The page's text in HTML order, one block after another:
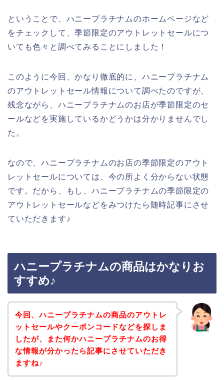
ということで、ハニープラチナムのホームページなど
をチェックして、季節限定のアウトレットセールにつ
いても色々と調べてみることにしました！
このように今回、かなり徹底的に、ハニープラチナム
のアウトレットセール情報について調べたのですが、
残念ながら、ハニープラチナムのお店が季節限定のセ
ールなどを実施しているかどうかは分かりませんでし
た。
なので、ハニープラチナムのお店の季節限定のアウト
レットセールについては、今の所よく分からない状態
です。だから、もし、ハニープラチナムの季節限定の
アウトレットセールなどをみつけたら随時記事にさせ
ていただきます♪
ハニープラチナムの商品はかなりお
すすめ♪
今回、ハニープラチナムの商品のアウトレ
ットセールやクーポンコードなどを探しま
したが、また何かハニープラチナムのお得
な情報が分かったら記事にさせていただき
ますね♪